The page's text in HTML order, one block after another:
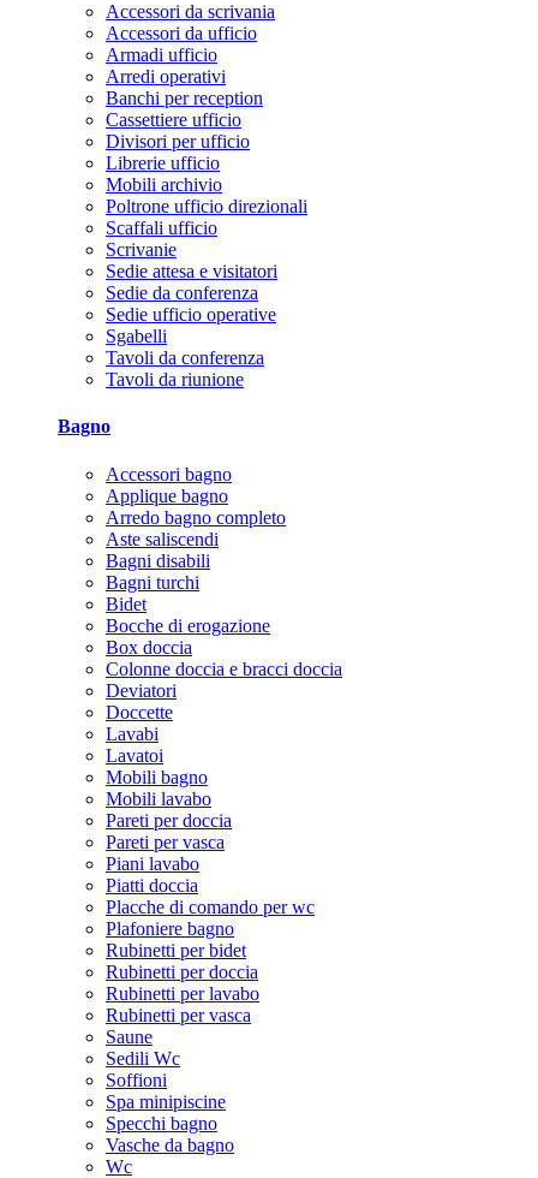
Accessori da scrivania
Accessori da ufficio
Armadi ufficio
Arredi operativi
Banchi per reception
Cassettiere ufficio
Divisori per ufficio
Librerie ufficio
Mobili archivio
Poltrone ufficio direzionali
Scaffali ufficio
Scrivanie
Sedie attesa e visitatori
Sedie da conferenza
Sedie ufficio operative
Sgabelli
Tavoli da conferenza
Tavoli da riunione
Bagno
Accessori bagno
Applique bagno
Arredo bagno completo
Aste saliscendi
Bagni disabili
Bagni turchi
Bidet
Bocche di erogazione
Box doccia
Colonne doccia e bracci doccia
Deviatori
Doccette
Lavabi
Lavatoi
Mobili bagno
Mobili lavabo
Pareti per doccia
Pareti per vasca
Piani lavabo
Piatti doccia
Placche di comando per wc
Plafoniere bagno
Rubinetti per bidet
Rubinetti per doccia
Rubinetti per lavabo
Rubinetti per vasca
Saune
Sedili Wc
Soffioni
Spa minipiscine
Specchi bagno
Vasche da bagno
Wc